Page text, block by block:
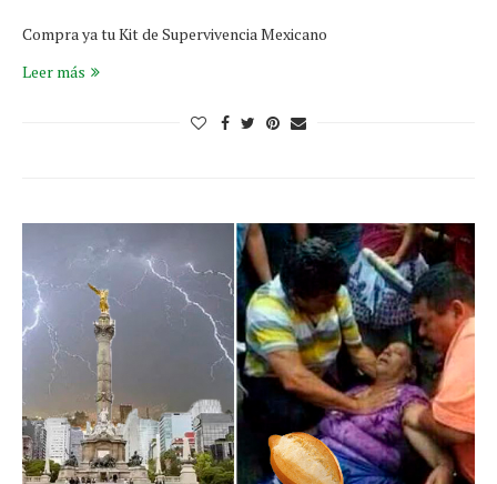
Compra ya tu Kit de Supervivencia Mexicano
Leer más